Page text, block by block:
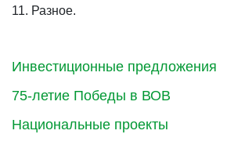
Инвестиционные предложения
75-летие Победы в ВОВ
Национальные проекты
11. Разное.